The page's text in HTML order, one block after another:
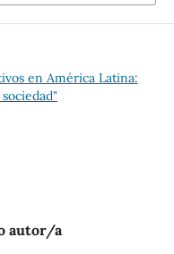
en América Latina:
autor/a